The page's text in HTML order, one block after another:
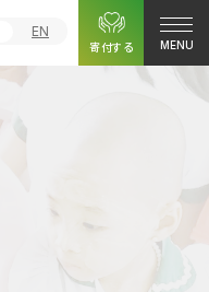
EN
寄付する
MENU